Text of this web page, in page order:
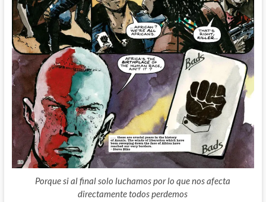
Porque si al final solo luchamos por lo que nos afecta
directamente todos perdemos